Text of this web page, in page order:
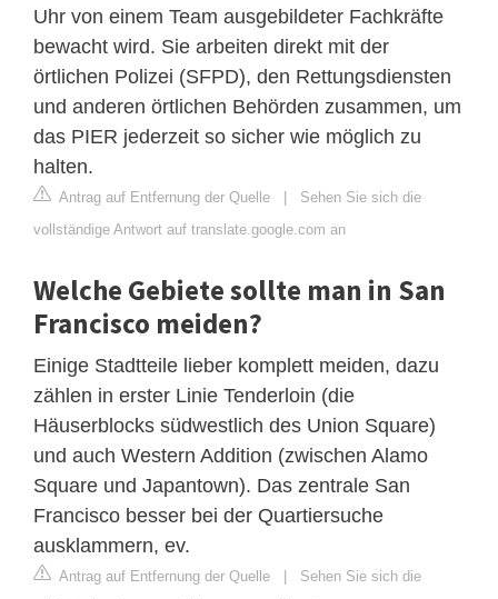
Uhr von einem Team ausgebildeter Fachkräfte
bewacht wird. Sie arbeiten direkt mit der
örtlichen Polizei (SFPD), den Rettungsdiensten
und anderen örtlichen Behörden zusammen, um
das PIER jederzeit so sicher wie möglich zu
halten.
Antrag auf Entfernung der Quelle
Sehen Sie sich die
vollständige Antwort auf translate.google.com an
Welche Gebiete sollte man in San
Francisco meiden?
Einige Stadtteile lieber komplett meiden, dazu
zählen in erster Linie Tenderloin (die
Häuserblocks südwestlich des Union Square)
und auch Western Addition (zwischen Alamo
Square und Japantown). Das zentrale San
Francisco besser bei der Quartiersuche
ausklammern, ev.
Antrag auf Entfernung der Quelle
Sehen Sie sich die